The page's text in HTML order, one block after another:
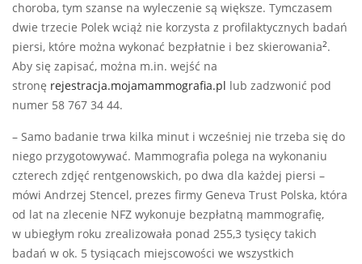
choroba, tym szanse na wyleczenie są większe. Tymczasem
dwie trzecie Polek wciąż nie korzysta z profilaktycznych badań
piersi, które można wykonać bezpłatnie i bez skierowania2.
Aby się zapisać, można m.in. wejść na
stronę rejestracja.mojamammografia.pl lub zadzwonić pod
numer 58 767 34 44.
– Samo badanie trwa kilka minut i wcześniej nie trzeba się do
niego przygotowywać. Mammografia polega na wykonaniu
czterech zdjęć rentgenowskich, po dwa dla każdej piersi –
mówi Andrzej Stencel, prezes firmy Geneva Trust Polska, która
od lat na zlecenie NFZ wykonuje bezpłatną mammografię,
w ubiegłym roku zrealizowała ponad 255,3 tysięcy takich
badań w ok. 5 tysiącach miejscowości we wszystkich